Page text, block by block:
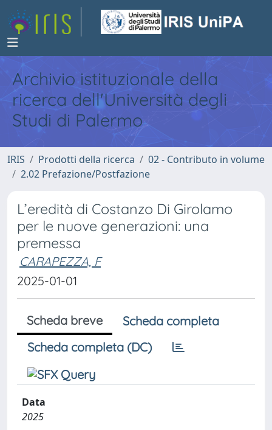
Archivio istituzionale della
ricerca dell'Università degli
Studi di Palermo
IRIS Prodotti della ricerca
02 - Contributo in volume
2.02 Prefazione/Postfazione
L’eredità di Costanzo Di Girolamo
per le nuove generazioni: una
premessa
CARAPEZZA, F
2025-01-01
Scheda breve
Scheda completa
Scheda completa (DC)
Data
2025